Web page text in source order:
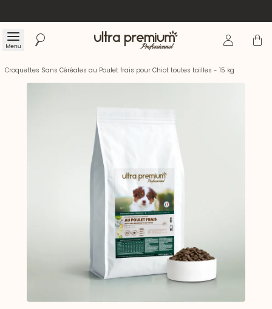
Menu Rechercher Accueil Se Panier
Croquettes Sans Céréales au Poulet frais pour Chiot toutes tailles - 15 kg